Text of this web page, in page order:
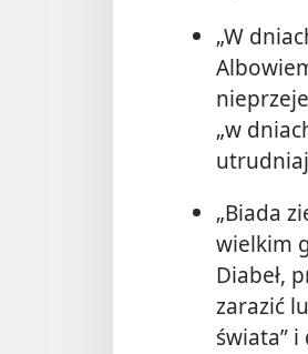
„W
„w
„Biada
wielkim
Diabeł,
zarazić
świata”